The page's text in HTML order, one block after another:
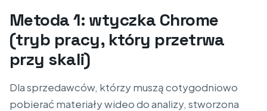
Metoda 1: wtyczka Chrome
(tryb pracy, który przetrwa
przy skali)
Dla sprzedawców, którzy muszą cotygodniowo
pobierać materiały wideo do analizy, stworzona